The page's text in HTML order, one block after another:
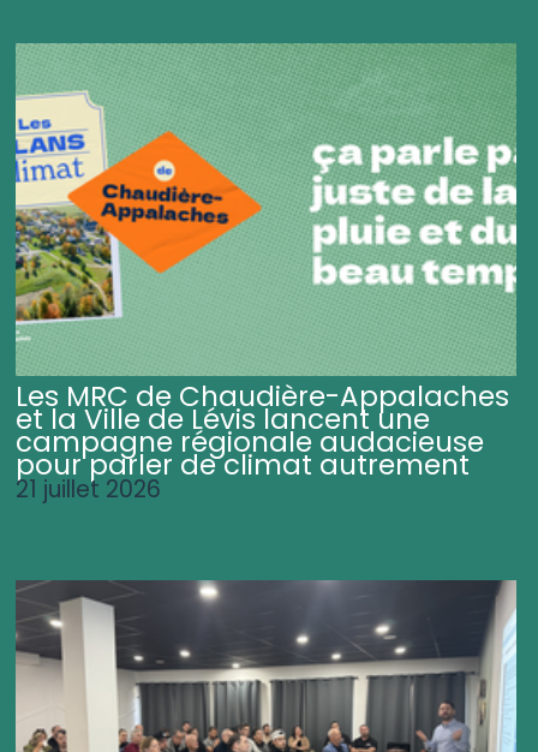
Les MRC de Chaudière-Appalaches
et la Ville de Lévis lancent une
campagne régionale audacieuse
pour parler de climat autrement
21 juillet 2026